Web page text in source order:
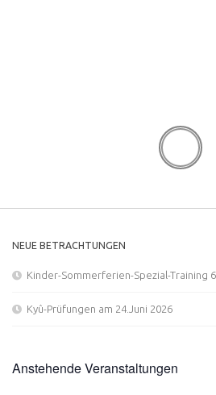
NEUE BETRACHTUNGEN
Kinder-Sommerferien-Spezial-Training
Kyû-Prüfungen am 24.Juni 2026
Anstehende Veranstaltungen